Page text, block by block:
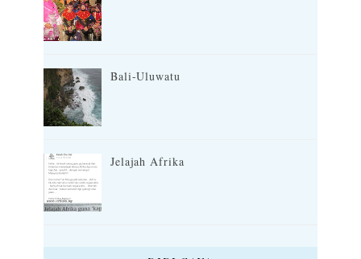
Bali-Uluwatu
Jelajah Afrika